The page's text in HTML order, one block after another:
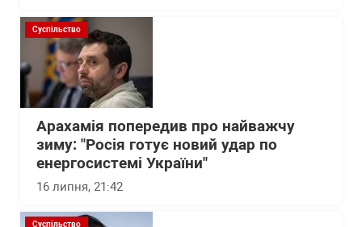
Суспільство
Арахамія попередив про найважчу
зиму: "Росія готує новий удар по
енергосистемі України"
16 липня, 21:42
Суспільство